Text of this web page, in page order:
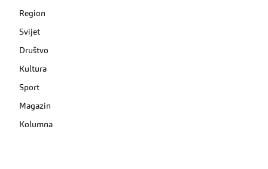
Region
Svijet
Društvo
Kultura
Sport
Magazin
Kolumna